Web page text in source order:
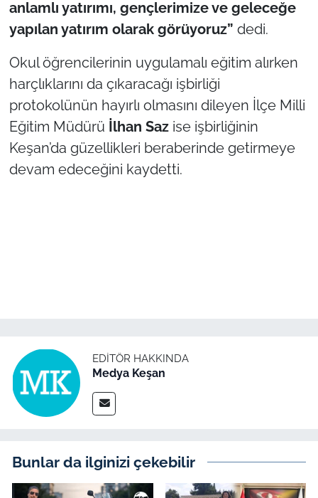
anlamlı yatırımı, gençlerimize ve geleceğe
yapılan yatırım olarak görüyoruz” dedi.
Okul öğrencilerinin uygulamalı eğitim alırken
harçlıklarını da çıkaracağı işbirliği
protokolünün hayırlı olmasını dileyen İlçe Milli
Eğitim Müdürü İlhan Sazise işbirliğinin
Keşan’da güzellikleri beraberinde getirmeye
devam edeceğini kaydetti.
EDITÖR HAKKINDA
Medya Keşan
Bunlar da ilginizi çekebilir
Finans
Gündem-Eğitim